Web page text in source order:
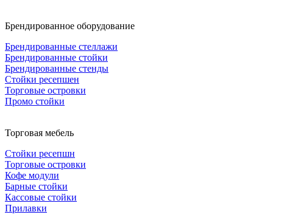
Брендированное оборудование
Брендированные стеллажи
Брендированные стойки
Брендированные стенды
Стойки ресепшен
Торговые островки
Промо стойки
Торговая мебель
Стойки ресепшн
Торговые островки
Кофе модули
Барные стойки
Кассовые стойки
Прилавки